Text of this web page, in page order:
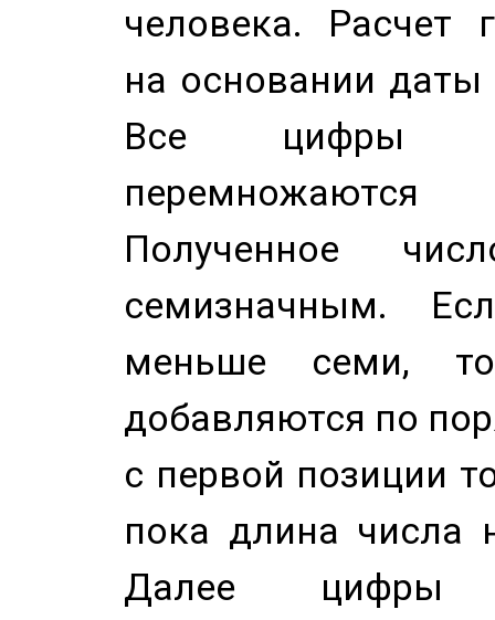
человека. Расчет
на основании
Все цифры
Полученное
семизначным.
меньше семи,
добавляются по
с первой позиции
пока длина числа
Далее цифры